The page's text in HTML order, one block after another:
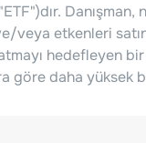
veya etkenleri
hedefleyen
göre daha